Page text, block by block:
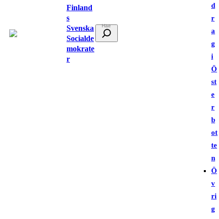
Finland
s
Svenska
Socialde
mokrate
r
ö
d
r
a
g
i
Ö
st
e
r
b
ot
te
n
Ö
v
ri
g